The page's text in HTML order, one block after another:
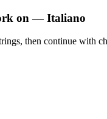
on — Italiano
then continue with